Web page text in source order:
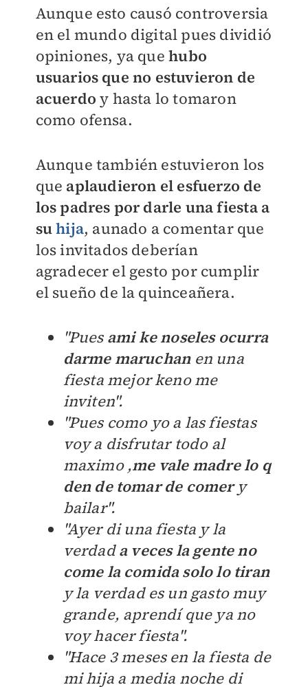
Aunque esto causó controversia
en el mundo digital pues dividió
opiniones, ya que hubo
usuarios que no estuvieron de
acuerdo y hasta lo tomaron
como ofensa.
Aunque también estuvieron los
que aplaudieron el esfuerzo de
los padres por darle una fiesta a
suhija, aunado a comentar que
los invitados deberían
agradecer el gesto por cumplir
el sueño de la quinceañera.
"Pues ami ke noseles ocurra
darme maruchan en una
fiesta mejor keno me
inviten".
"Pues como yo a las fiestas
voy a disfrutar todo al
maximo ,me vale madre lo q
den de tomar de comery
bailar".
"Ayer di una fiesta y la
verdada veces la gente no
come la comida solo lo tiran
y la verdad es un gasto muy
grande, aprendí que ya no
voy hacer fiesta".
"Hace 3 meses en la fiesta de
mi hija a media noche di